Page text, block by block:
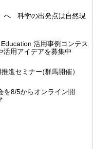
へ 科学の出発点は自然現
活用事例コンテス
用アイデアを募集中
進セミナー(群馬開催）
を8/5からオンライン開